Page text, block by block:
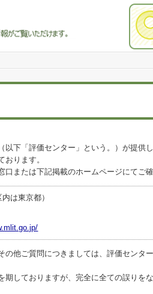
（以下「評価センター」という。）が提
ります。
または下記掲載のホームページにてご確
は東京都）
他ご質問につきましては、評価センタ
しておりますが、完全に全ての誤りを